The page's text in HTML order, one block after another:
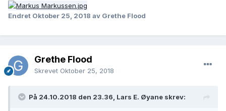
Endret Oktober 25, 2018 av Grethe Flood
Grethe Flood
Skrevet Oktober 25, 2018
På 24.10.2018 den 23.36, Lars E. Øyane skrev: